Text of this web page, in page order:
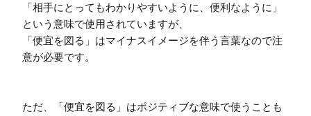
「相手にとってもわかりやすいように、便利なように」
という意味で使用されていますが、
「便宜を図る」はマイナスイメージを伴う言葉なので注
意が必要です。
ただ、「便宜を図る」はポジティブな意味で使うことも